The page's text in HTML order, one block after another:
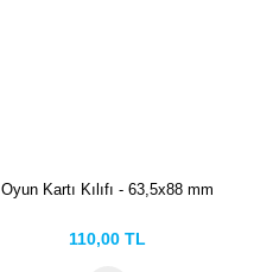
Oyun Kartı Kılıfı - 63,5x88 mm
110,00 TL